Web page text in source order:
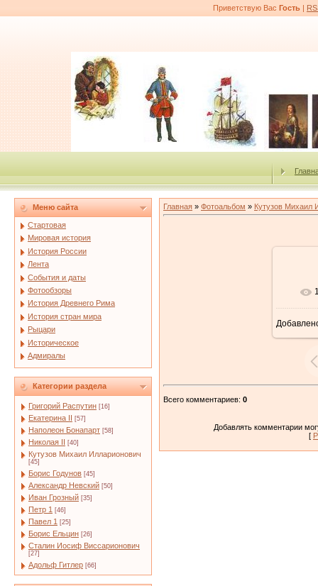
Приветствую Вас Гость |
Меню сайта
Стартовая
Мировая история
История России
Лента
События и даты
Фотообзоры
История Древнего Рима
История стран мира
Рыцари
Историческое
Адмиралы
Категории раздела
Григорий Распутин [16]
Екатерина II [57]
Наполеон Бонапарт [58]
Николая II [40]
Кутузов Михаил Илларионович
[45]
Борис Годунов [45]
Александр Невский [50]
Иван Грозный [35]
Петр 1 [46]
Павел 1 [25]
Борис Ельцин [26]
Сталин Иосиф Виссарионович
[27]
Адольф Гитлер [66]
Главная » Фотоальбом » Кутузов Михаил
Всего комментариев: 0
Добавлять комментарии
[